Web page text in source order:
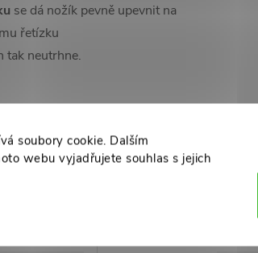
soubory cookie. Dalším
webu vyjadřujete souhlas s jejich
se dá nožík pevně upevnit na
řetízku
tak neutrhne.